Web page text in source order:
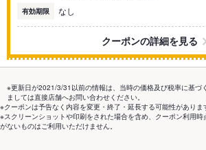
有効期限 なし
クーポンの詳細を見る
※更新日が2021/3/31以前の情報は、当時の価格及び税率に基づ
ましては直接店舗へお問い合わせください。
※クーポンは予告なく内容を変更・終了・延長する可能性がありま
※スクリーンショットや印刷をされた場合を含め、クーポン利用
がないものはご利用いただけません。